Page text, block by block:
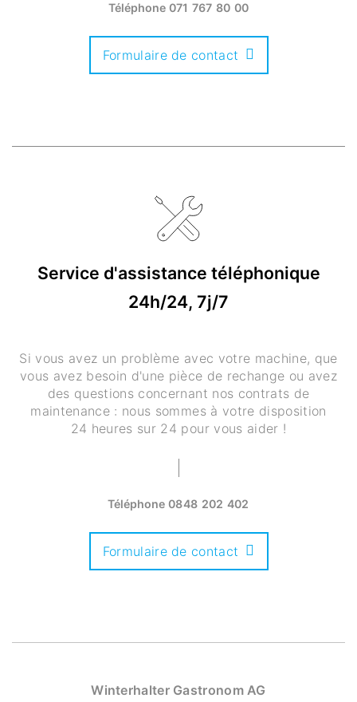
Téléphone 071 767 80 00
Formulaire de contact
Service d'assistance téléphonique
24h/24, 7j/7
Si vous avez un problème avec votre machine, que
vous avez besoin d'une pièce de rechange ou avez
des questions concernant nos contrats de
maintenance : nous sommes à votre disposition
24 heures sur 24 pour vous aider !
Téléphone0848 202 402
Formulaire de contact
Winterhalter Gastronom AG